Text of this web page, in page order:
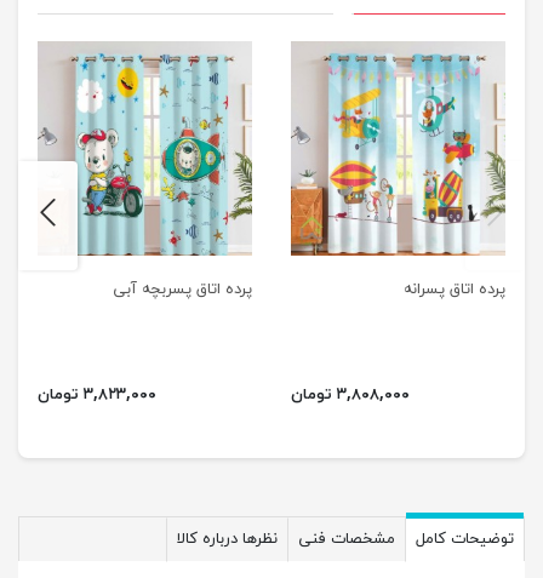
پرده اتاق پسرانه
۳,۸۰۸,۰۰۰ تومان
پرده اتاق پسربچه آبی
۳,۸۲۳,۰۰۰ تومان
previus
توضیحات کامل مشخصات فنی نظرها درباره کالا